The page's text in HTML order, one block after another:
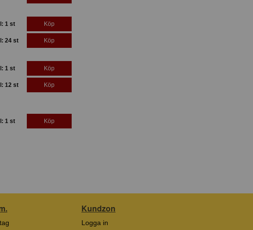
1 st Köp
24 st Köp
1 st Köp
12 st Köp
1 st Köp
Kundzon
Logga in